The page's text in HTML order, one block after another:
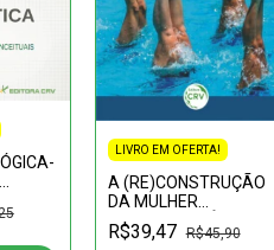
LIVRO EM OFERTA!
A (RE)CONSTRUÇÃO
DA MULHER
CONTEMPORÂNEA:Um
novo pensar sobre a
R$39,47 R$45,90